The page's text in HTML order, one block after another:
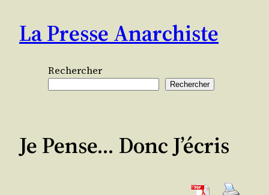
contenu
La Presse Anarchiste
Rechercher
Rechercher
Je Pense… Donc J’écris